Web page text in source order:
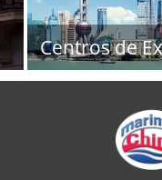
Centros de